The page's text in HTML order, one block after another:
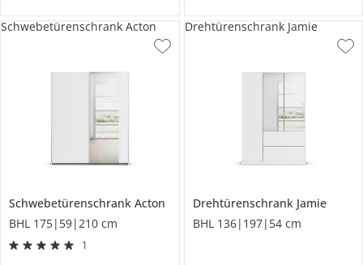
Schwebetürenschrank Acton
BHL 175|59|210 cm
1
Schwebetürenschrank Acton
Drehtürenschrank Jamie
BHL 136|197|54 cm
Drehtürenschrank Jamie